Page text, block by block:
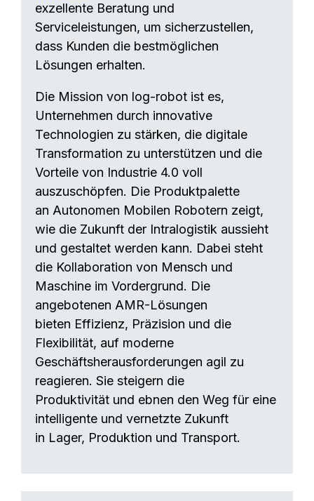
exzellente Beratung und
Serviceleistungen, um sicherzustellen,
dass Kunden die bestmöglichen
Lösungen erhalten.
Die Mission von log-robot ist es,
Unternehmen durch innovative
Technologien zu stärken, die digitale
Transformation zu unterstützen und die
Vorteile von Industrie 4.0 voll
auszuschöpfen. Die Produktpalette
an Autonomen Mobilen Robotern zeigt,
wie die Zukunft der Intralogistik aussieht
und gestaltet werden kann. Dabei steht
die Kollaboration von Mensch und
Maschine im Vordergrund. Die
angebotenen AMR-Lösungen
bieten Effizienz, Präzision und die
Flexibilität, auf moderne
Geschäftsherausforderungen agil zu
reagieren. Sie steigern die
Produktivität und ebnen den Weg für eine
intelligente und vernetzte Zukunft
in Lager, Produktion und Transport.